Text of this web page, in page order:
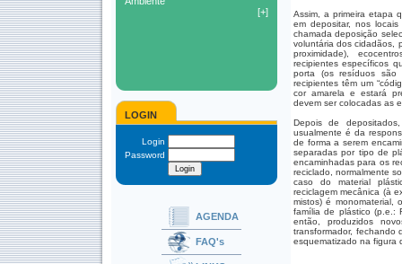
LOGIN
Login
Password
AGENDA
FAQ's
Assim, a primeira etapa
em depositar, nos
chamada deposição
voluntária dos cidadãos,
proximidade),
recipientes específicos
porta (os resíduos são
recipientes têm um
cor amarela e estará
devem ser colocadas as
Depois de
usualmente é da
de forma a serem
separadas por tipo de
encaminhadas para os
reciclado, normalmente
caso do material
reciclagem mecânica (à
mistos) é monomaterial,
família de plástico (p.e.:
então, produzidos
transformador, fechando
esquematizado na figura